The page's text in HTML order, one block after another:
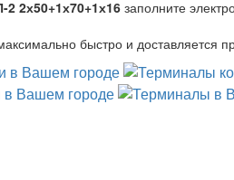
2 2х50+1х70+1х16 заполните
быстро и доставляется